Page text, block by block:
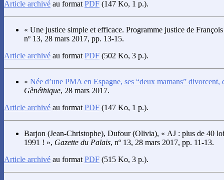
Article archivé au format PDF (147 Ko, 1 p.).
« Une justice simple et efficace. Programme justice de
nº 13, 28 mars 2017, pp. 13-15.
Article archivé au format PDF (502 Ko, 3 p.).
« Née d’une PMA en Espagne, ses “deux mamans” divorcent,
Gènéthique, 28 mars 2017.
Article archivé au format PDF (147 Ko, 1 p.).
Barjon (Jean-Christophe), Dufour(Olivia), « AJ : plus de 40
1991 ! », Gazette du Palais, nº 13, 28 mars 2017, pp. 11-13.
Article archivé au format PDF (515 Ko, 3 p.).